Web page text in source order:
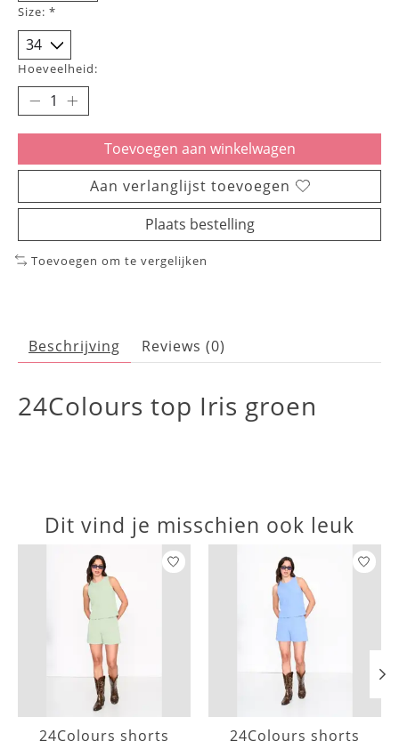
Size: *
Hoeveelheid:
Toevoegen aan winkelwagen
Aan verlanglijst toevoegen
Plaats bestelling
Toevoegen om te vergelijken
Beschrijving Reviews (0)
24Colours top Iris groen
Dit vind je misschien ook leuk
Items van productcarrousel
24Colours shorts
24Colours shorts